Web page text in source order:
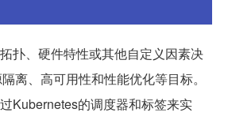
扑、硬件特性或其他自定义因素决
离、高可用性和性能优化等目标。
Kubernetes的调度器和标签来实